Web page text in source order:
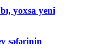
yoxsa yeni
səfərinin